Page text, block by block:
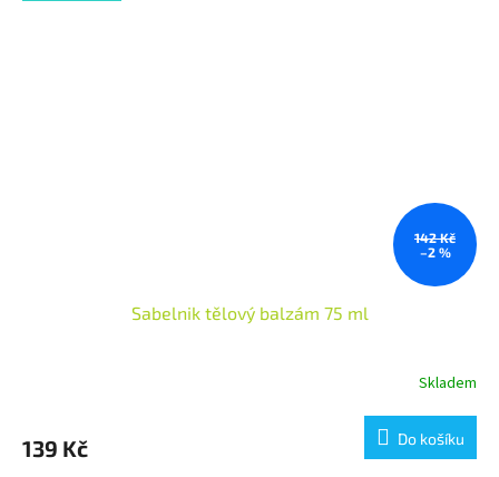
142 Kč
–2 %
Sabelnik tělový balzám 75 ml
Skladem
139 Kč Do košíku